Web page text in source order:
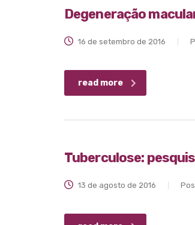
Degeneração
16 de setembro de 2016
read more
Tuberculose:
13 de agosto de 2016